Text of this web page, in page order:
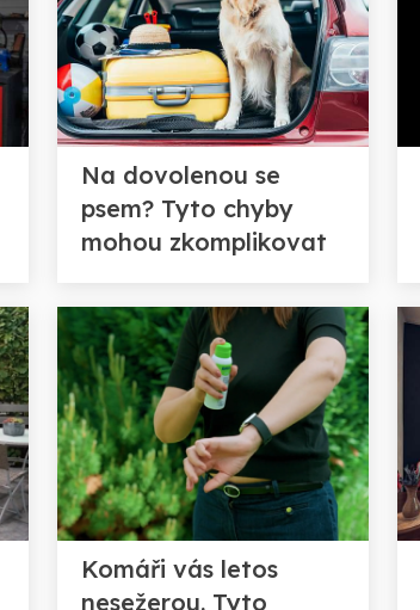
Na dovolenou se
psem? Tyto chyby
mohou zkomplikovat
Komáři vás letos
nesežerou. Tyto